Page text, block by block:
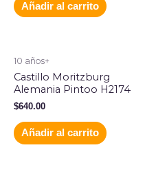
Añadir al carrito
10 años+
Castillo Moritzburg
Alemania Pintoo H2174
$640.00
Añadir al carrito